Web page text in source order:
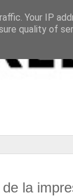
la
Your IP
quality of